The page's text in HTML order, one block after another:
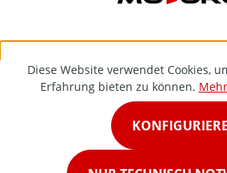
Diese Website verwendet Cookies,
Erfahrung bieten zu können.